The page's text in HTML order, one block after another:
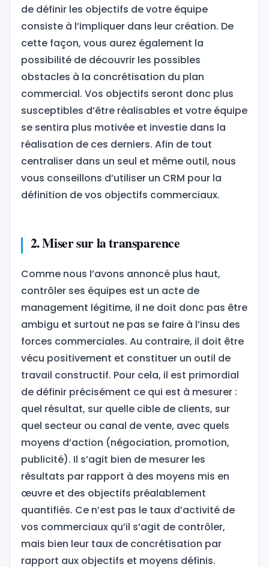
de définir les objectifs de votre équipe
consiste à l’impliquer dans leur création. De
cette façon, vous aurez également la
possibilité de découvrir les possibles
obstacles à la concrétisation du plan
commercial. Vos objectifs seront donc plus
susceptibles d’être réalisables et votre équipe
se sentira plus motivée et investie dans la
réalisation de ces derniers. Afin de tout
centraliser dans un seul et même outil, nous
vous conseillons d’utiliser un CRM pour la
définition de vos objectifs commerciaux.
2. Miser sur la transparence
Comme nous l’avons annoncé plus haut,
contrôler ses équipes est un acte de
management légitime, il ne doit donc pas être
ambigu et surtout ne pas se faire à l’insu des
forces commerciales. Au contraire, il doit être
vécu positivement et constituer un outil de
travail constructif. Pour cela, il est primordial
de définir précisément ce qui est à mesurer :
quel résultat, sur quelle cible de clients, sur
quel secteur ou canal de vente, avec quels
moyens d’action (négociation, promotion,
publicité). Il s’agit bien de mesurer les
résultats par rapport à des moyens mis en
œuvre et des objectifs préalablement
quantifiés. Ce n’est pas le taux d’activité de
vos commerciaux qu’il s’agit de contrôler,
mais bien leur taux de concrétisation par
rapport aux objectifs et moyens définis.